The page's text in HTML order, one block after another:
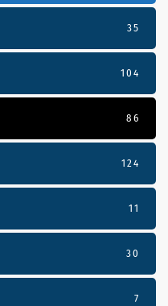
35
104
86
124
11
30
7